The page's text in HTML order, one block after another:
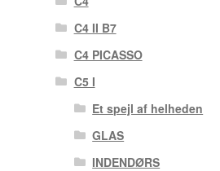
C4 II B7
C4 PICASSO
C5 I
Et spejl af helheden
GLAS
INDENDØRS